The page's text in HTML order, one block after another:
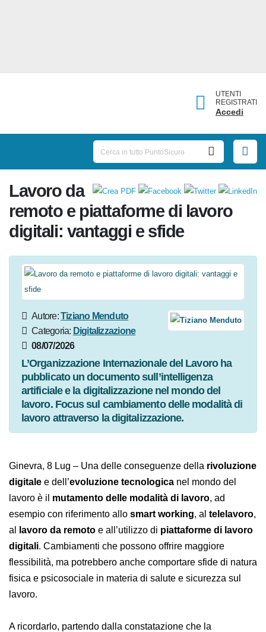
UTENTI
REGISTRATI
Accedi
Lavoro da
remoto e piattaforme di lavoro
digitali: vantaggi e sfide
Autore:Tiziano Menduto
Categoria:Digitalizzazione
08/07/2026
L’Organizzazione Internazionale del Lavoro ha
pubblicato un documento sull’intelligenza
artificiale e la digitalizzazione nel mondo del
lavoro. Focus sul cambiamento delle modalità di
lavoro attraverso la digitalizzazione.
Ginevra, 8 Lug – Una delle conseguenze della
rivoluzione digitalee dell’evoluzione tecnologica
mondo del lavoro è ilmutamento delle modalità di
lavoro, ad esempio con riferimento allosmart
working, al telelavoro, allavoro da remotoe
all’utilizzo dipiattaforme di lavoro digitali.
Cambiamenti che possono offrire maggiore flessibilità,
ma potrebbero anche comportare sfide di natura fisica
e psicosociale in materia di salute e sicurezza sul